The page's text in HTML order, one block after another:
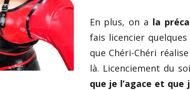
En plus, on a la
fais licencier quelques
que Chéri-Chéri
là. Licenciement du
que je l’agace et